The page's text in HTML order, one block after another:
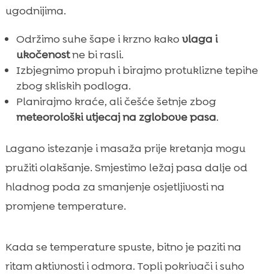
ugodnijima.
Održimo suhe šape i krzno kako vlaga i
ukočenostne bi rasli.
Izbjegnimo propuh i birajmo protuklizne tepihe
zbog skliskih podloga.
Planirajmo kraće, ali češće šetnje zbog
meteorološki utjecaj na zglobove pasa.
Lagano istezanje i masaža prije kretanja mogu
pružiti olakšanje. Smjestimo ležaj pasa dalje od
hladnog poda za smanjenje osjetljivosti na
promjene temperature.
Kada se temperature spuste, bitno je paziti na
ritam aktivnosti i odmora. Topli pokrivači i suho